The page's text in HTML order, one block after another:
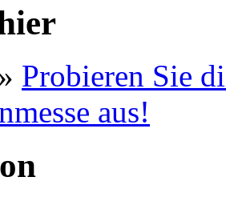
Probieren Sie
aus!